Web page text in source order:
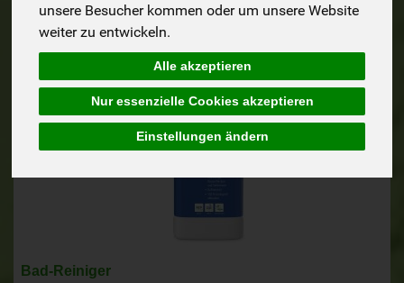
unsere Besucher kommen oder um unsere Website
weiter zu entwickeln.
Alle akzeptieren
Nur essenzielle Cookies akzeptieren
Einstellungen ändern
Bad-Reiniger